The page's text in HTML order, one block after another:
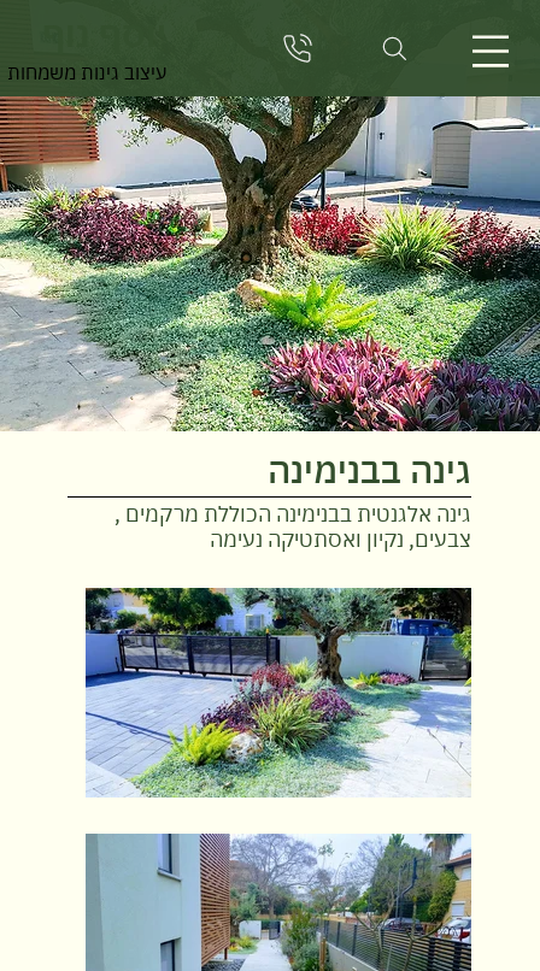
גינה בבנימינה
גינה אלגנטית בבנימינה הכוללת מרקמים ,
צבעים, נקיון ואסתטיקה נעימה
עיצוב גינות משמחות